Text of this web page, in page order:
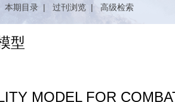
本期目录 | 过刊浏览 | 高级检索
型
MODEL FOR